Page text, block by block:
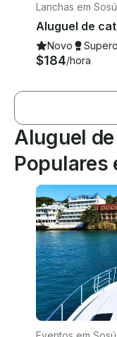
Lanchas em
Novo
$184/hora
Aluguel
Populares